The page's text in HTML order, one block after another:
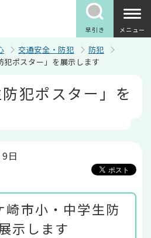
早引き メニュー
交通安全・防犯
防犯
犯ポスター」を展示します
防犯ポスター」を
日
崎市小・中学生防
示します